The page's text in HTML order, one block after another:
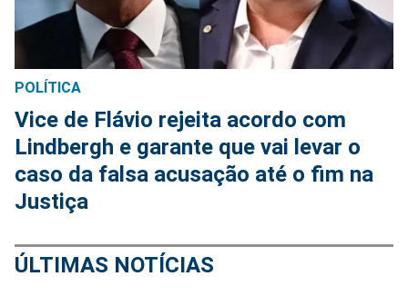
POLÍTICA
Vice de Flávio rejeita acordo com
Lindbergh e garante que vai levar o
caso da falsa acusação até o fim na
Justiça
ÚLTIMAS NOTÍCIAS